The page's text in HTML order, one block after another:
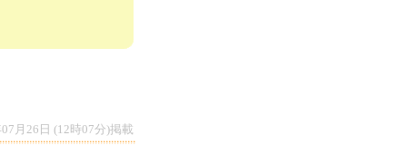
。
月26日 (12時07分)掲載